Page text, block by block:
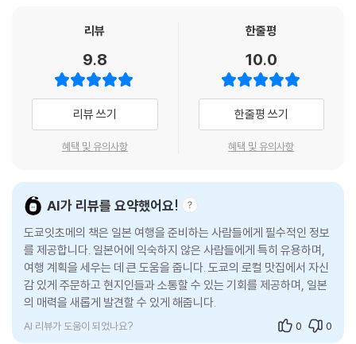
하지만 언어는 서툰 여행자들을 위해, 저자가 현지에서 직접 부딪히며 거
르고 거른 현지 밀착형 일본어만 모았어요. 맛집에서 당당하게 주문하고,
쇼핑센터를 막힘없이 누비며, 낯선 길 위에서도 여유를 잃지 않도록 돕는
‘백퍼 통하는’ 일본어들이 가득해요. 또한 현지에서 벌어질 대화의 흐름대
로 미리 시뮬레이션 해볼 수 있도록 한 페이지에 정리해, 실전에서 바로 꺼
3. 깨알 정보와 그림 퀴즈가 더해진 ‘유쾌한 여행 치트키’
단순히 일본어만 전달하는 책이 아니에요. 여행의 온도와 텐션을 높여줄
도쿄잇초메만의 신박한 여행 팁과 문화 썰, 깨알 정보를 아낌없이 담았죠.
특히 각 장의 마무리에 수록된 위트 있는 그림 퀴즈는 이 책만의 별미예요.
공부라는 부담감은 걷어내고, 재밌게 읽고 퀴즈를 풀다 보면 어느새 일본
여행이 완벽하게 준비된 자신을 발견하게 될 거예요!
리뷰
9.8
리뷰 쓰기
혜택 및 유의사항
한줄평
10.0
한줄평 쓰기
혜택 및 유의사항
AI가 리뷰를 요약했어요!
도쿄잇초메의 책은 일본 여행을 준비하는 사람들에게 필수적인 정보
를 제공합니다. 일본어에 익숙하지 않은 사람들에게 특히 유용하며,
여행 계획을 세우는 데 큰 도움을 줍니다. 도쿄의 로컬 맛집에서 자신
감 있게 주문하고 현지인들과 소통할 수 있는 기회를 제공하며, 일본
의 매력을 새롭게 발견할 수 있게 해줍니다.
AI 리뷰가 도움이 되었나요? 0 0